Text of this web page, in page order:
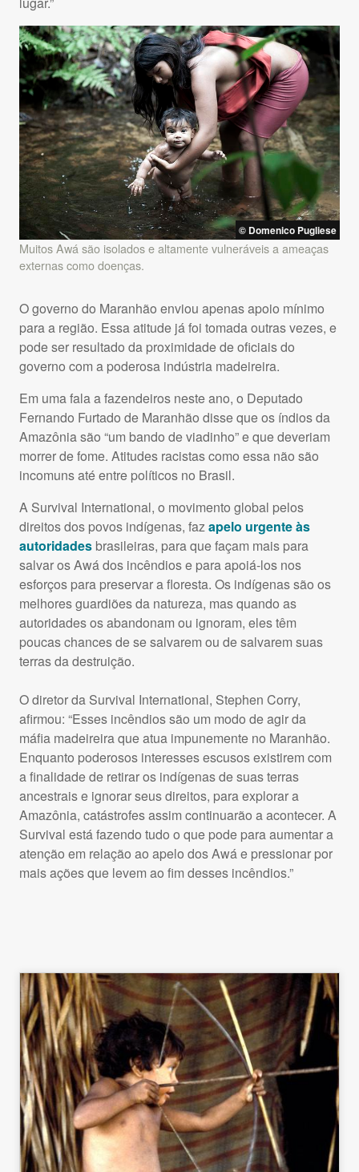
© Domenico Pugliese
Muitos Awá são isolados e altamente vulneráveis a ameaças
externas como doenças.
O governo do Maranhão enviou apenas apoio mínimo
para a região. Essa atitude já foi tomada outras vezes, e
pode ser resultado da proximidade de oficiais do
governo com a poderosa indústria madeireira.
Em uma fala a fazendeiros neste ano, o Deputado
Fernando Furtado de Maranhão disse que os índios da
Amazônia são “um bando de viadinho” e que deveriam
morrer de fome. Atitudes racistas como essa não são
incomuns até entre políticos no Brasil.
A Survival International, o movimento global pelos
direitos dos povos indígenas, fazapelo urgente às
autoridades brasileiras, para que façam mais para
salvar os Awá dos incêndios e para apoiá-los nos
esforços para preservar a floresta. Os indígenas são os
melhores guardiões da natureza, mas quando as
autoridades os abandonam ou ignoram, eles têm
poucas chances de se salvarem ou de salvarem suas
terras da destruição.
O diretor da Survival International, Stephen Corry,
afirmou: “Esses incêndios são um modo de agir da
máfia madeireira que atua impunemente no Maranhão.
Enquanto poderosos interesses escusos existirem com
a finalidade de retirar os indígenas de suas terras
ancestrais e ignorar seus direitos, para explorar a
Amazônia, catástrofes assim continuarão a acontecer. A
Survival está fazendo tudo o que pode para aumentar a
atenção em relação ao apelo dos Awá e pressionar por
mais ações que levem ao fim desses incêndios.”